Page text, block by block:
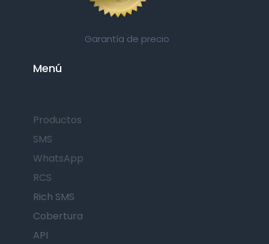
Garantía de precio
Menú
Productos
SMS
WhatsApp
RCS
Rich SMS
Cobertura
API